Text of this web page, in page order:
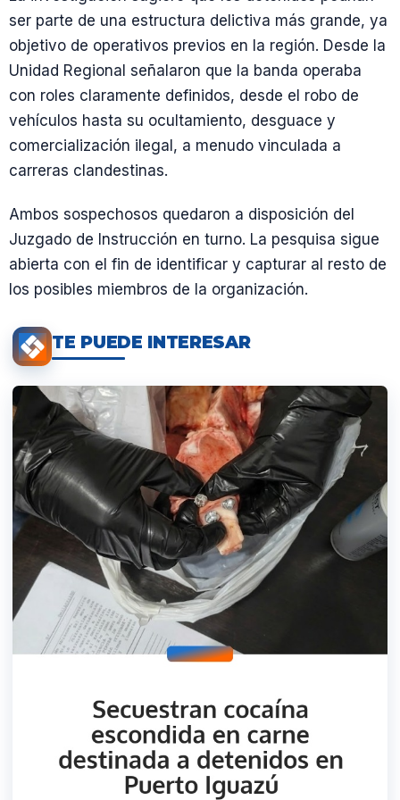
ser parte de una estructura delictiva más grande, ya
objetivo de operativos previos en la región. Desde la
Unidad Regional señalaron que la banda operaba
con roles claramente definidos, desde el robo de
vehículos hasta su ocultamiento, desguace y
comercialización ilegal, a menudo vinculada a
carreras clandestinas.
Ambos sospechosos quedaron a disposición del
Juzgado de Instrucción en turno. La pesquisa sigue
abierta con el fin de identificar y capturar al resto de
los posibles miembros de la organización.
TE PUEDE INTERESAR